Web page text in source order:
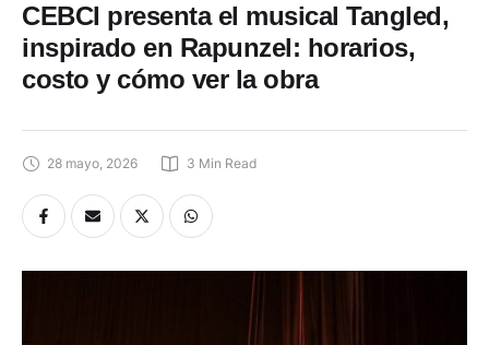
CEBCI presenta el musical Tangled,
inspirado en Rapunzel: horarios,
costo y cómo ver la obra
28 mayo, 2026 3 Min Read